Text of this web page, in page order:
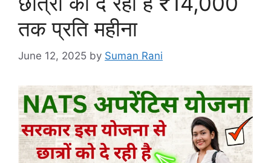
तक प्रति महीना
June 12, 2025 by Suman Rani